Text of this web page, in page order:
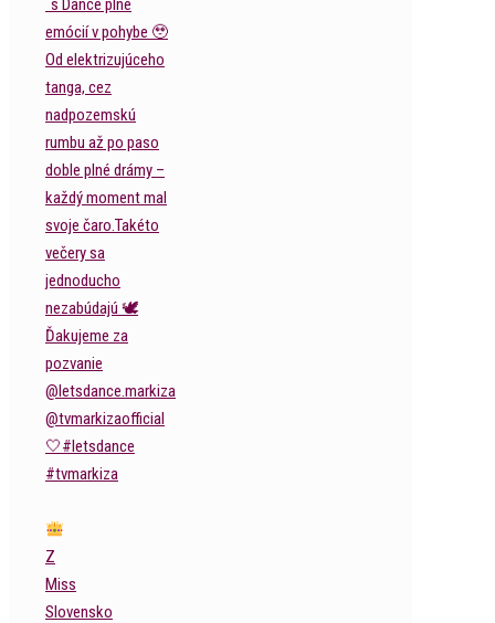
Z
Miss
Slovensko